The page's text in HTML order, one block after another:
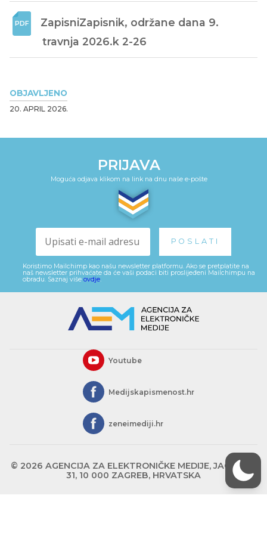
OBJAVLJENO
20. APRIL 2026.
ZapisniZapisnik, održane dana 9.
travnja 2026.k 2-26
PRIJAVA
Moguća odjava klikom na link na dnu naše e-pošte
Koristimo Mailchimp kao našu newsletter platformu. Ako se pretplatite na
naš newsletter prihvaćate da će vaši podaci biti proslijeđeni Mailchimpu na
obradu. Saznaj više ovdje.
Youtube
Medijskapismenost.hr
zeneimediji.hr
© 2026 AGENCIJA ZA ELEKTRONIČKE MEDIJE, JAGIĆEVA
31, 10 000 ZAGREB, HRVATSKA